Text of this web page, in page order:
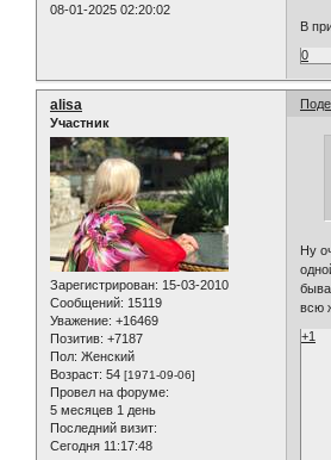
08-01-2025 02:20:02
В
0
alisa
Участник
Зарегистрирован: 15-03-2010
Сообщений: 15119
Уважение: +16469
Позитив: +7187
Пол: Женский
Возраст: 54 [1971-09-06]
Провел на форуме:
5 месяцев 1 день
Последний визит:
Сегодня 11:17:48
Ну
всю
+1